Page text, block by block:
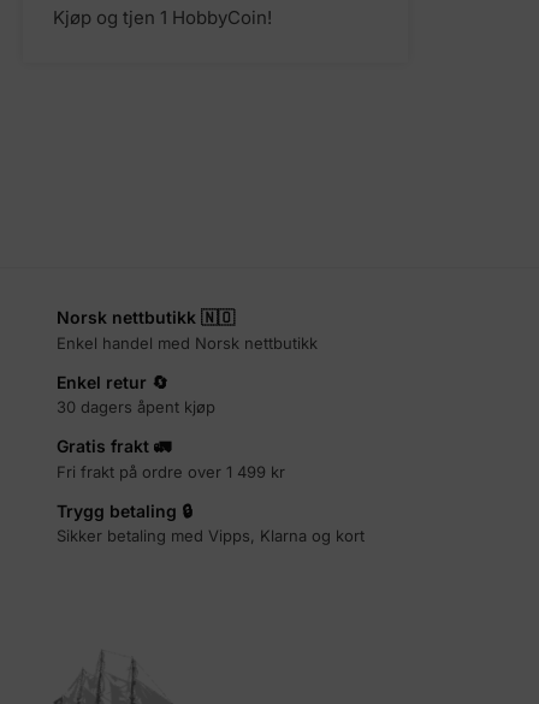
Kjøp og tjen 1 HobbyCoin!
Norsk nettbutikk 🇳🇴
Enkel handel med Norsk nettbutikk
Enkel retur 🔄
30 dagers åpent kjøp
Gratis frakt 🚛
Fri frakt på ordre over 1 499 kr
Trygg betaling 🔒
Sikker betaling med Vipps, Klarna og kort